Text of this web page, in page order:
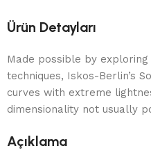
Ürün Detayları
Made possible by
techniques, Iskos-Berlin’s
curves with extreme
dimensionality not usually
Açıklama